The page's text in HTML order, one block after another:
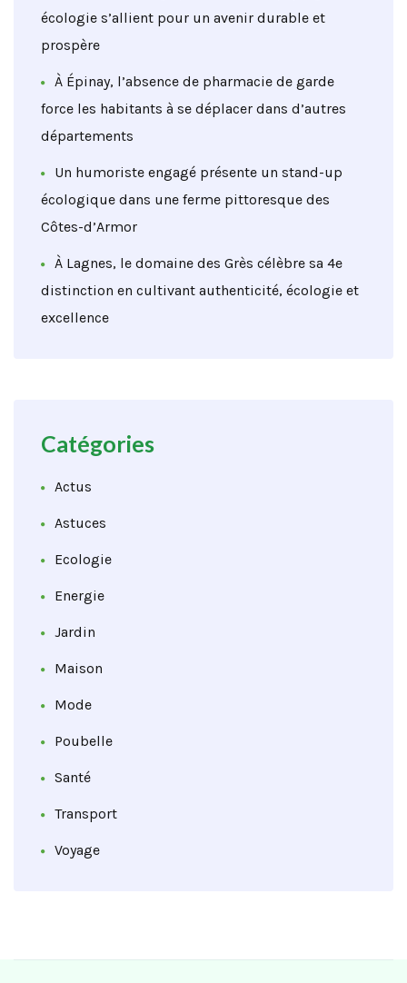
écologie s’allient pour un avenir durable et
prospère
À Épinay, l’absence de pharmacie de garde
force les habitants à se déplacer dans d’autres
départements
Un humoriste engagé présente un stand-up
écologique dans une ferme pittoresque des
Côtes-d’Armor
À Lagnes, le domaine des Grès célèbre sa 4e
distinction en cultivant authenticité, écologie et
excellence
Catégories
Actus
Astuces
Ecologie
Energie
Jardin
Maison
Mode
Poubelle
Santé
Transport
Voyage